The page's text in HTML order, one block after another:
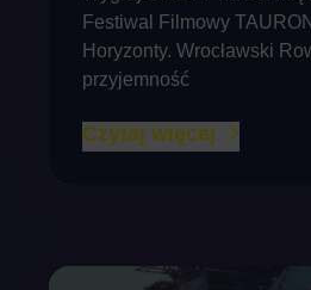
Festiwal Filmowy
Horyzonty. Wrocławski
przyjemność
Czytaj więcej